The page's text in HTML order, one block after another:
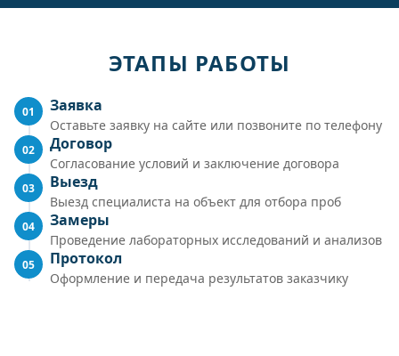
ЭТАПЫ РАБОТЫ
01 Заявка
Оставьте заявку на сайте или позвоните по телефону
02 Договор
Согласование условий и заключение договора
03 Выезд
Выезд специалиста на объект для отбора проб
04 Замеры
Проведение лабораторных исследований и анализов
05 Протокол
Оформление и передача результатов заказчику